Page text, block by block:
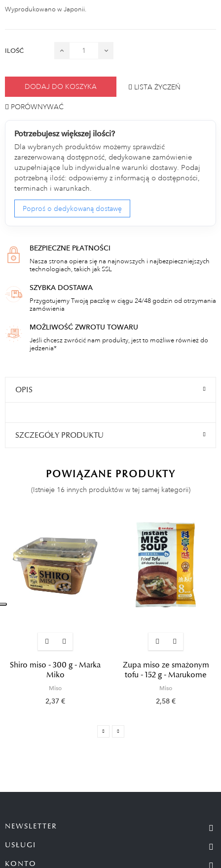
Wyprodukowano w Japonii.
ILOŚĆ
DODAJ DO KOSZYKA LISTA ŻYCZEŃ
PORÓWNYWAĆ
Potrzebujesz większej ilości?
Dla wybranych produktów możemy sprawdzić
zarezerwowaną dostępność, dedykowane zamówienie
uzupełniające lub indywidualne warunki dostawy. Podaj
potrzebną ilość: odpowiemy z informacją o dostępności,
terminach i warunkach.
Poproś o dedykowaną dostawę
BEZPIECZNE PŁATNOŚCI
Nasza strona opiera się na najnowszych i najbezpieczniejszych
technologiach, takich jak SSL
SZYBKA DOSTAWA
Przygotujemy Twoją paczkę w ciągu 24/48 godzin od otrzymania
zamówienia
MOŻLIWOŚĆ ZWROTU TOWARU
Jeśli chcesz zwrócić nam produkty, jest to możliwe również do
jedzenia*
OPIS
SZCZEGÓŁY PRODUKTU
POWIĄZANE PRODUKTY
(Istnieje 16 innych produktów w tej samej kategorii)
Shiro miso - 300 g - Marka
Miko
Miso
2,37 €
Zupa miso ze smażonym
tofu - 152 g - Marukome
Miso
2,58 €
NEWSLETTER
USŁUGI
KONTO